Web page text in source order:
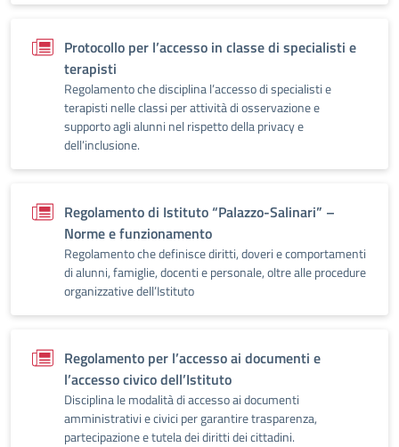
Protocollo per l’accesso in classe di specialisti e
terapisti
Regolamento che disciplina l’accesso di specialisti e
terapisti nelle classi per attività di osservazione e
supporto agli alunni nel rispetto della privacy e
dell’inclusione.
Regolamento di Istituto “Palazzo-Salinari” –
Norme e funzionamento
Regolamento che definisce diritti, doveri e comportamenti
di alunni, famiglie, docenti e personale, oltre alle procedure
organizzative dell’Istituto
Regolamento per l’accesso ai documenti e
l’accesso civico dell’Istituto
Disciplina le modalità di accesso ai documenti
amministrativi e civici per garantire trasparenza,
partecipazione e tutela dei diritti dei cittadini.